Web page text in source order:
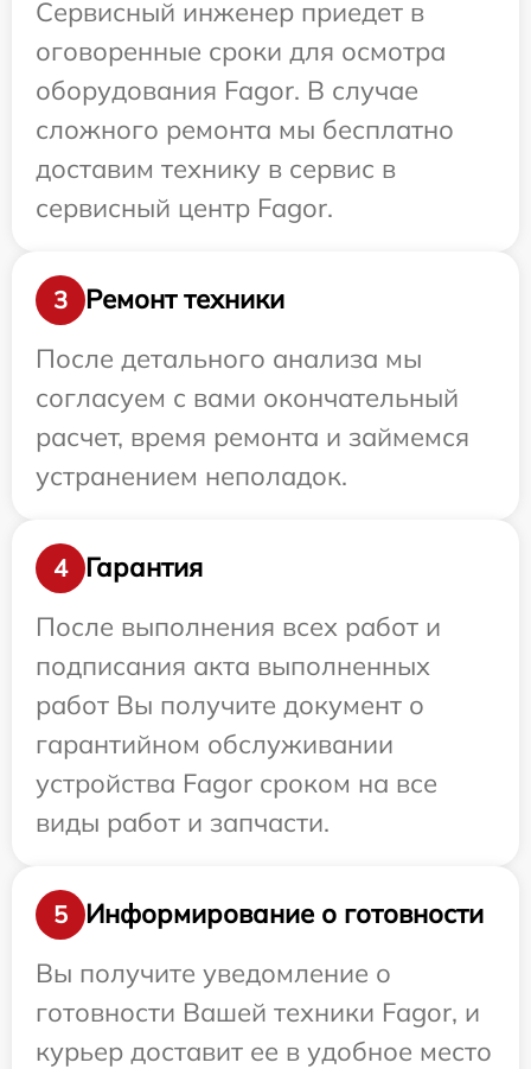
Сервисный инженер приедет в
оговоренные сроки для осмотра
оборудования Fagor. В случае
сложного ремонта мы бесплатно
доставим технику в сервис в
сервисный центр Fagor.
3
Ремонт техники
После детального анализа мы
согласуем с вами окончательный
расчет, время ремонта и займемся
устранением неполадок.
4
Гарантия
После выполнения всех работ и
подписания акта выполненных
работ Вы получите документ о
гарантийном обслуживании
устройства Fagor сроком на все
виды работ и запчасти.
5
Информирование о готовности
Вы получите уведомление о
готовности Вашей техники Fagor, и
курьер доставит ее в удобное место